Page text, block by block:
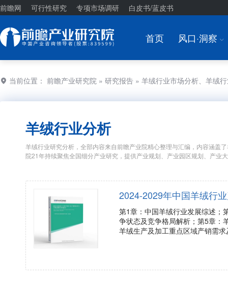
前瞻网 可行性研究 专项市场调研 白皮书/蓝皮书
首页 风口·洞察 I
当前位置： 前瞻产业研究院 » 研究报告 » 羊绒行业市场分析、羊绒
羊绒行业分析
羊绒行业研究分析，全部内容来自前瞻产业院精心整理与汇编，内容涵盖
院21年持续聚焦全国细分产业研究，提供产业规划、产业园区规划、产业
2024-2029年中国羊绒行
第1章：中国羊绒行业发展综述；
争状态及竞争格局解析；第5章：
羊绒生产及加工重点区域产销需